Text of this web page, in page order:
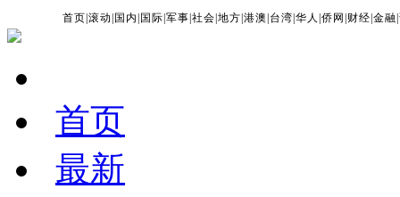
首页 |滚动 国内 国际 |军事 |社会 |地方 |港澳 台湾 |华人 |侨网 财经 |金融 |
首页
最新